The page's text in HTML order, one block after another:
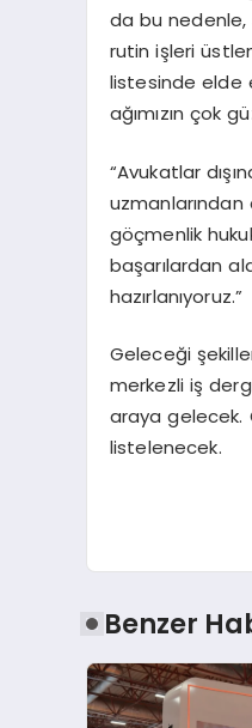
da bu
rutin işleri
listesinde elde
ağımızın çok
“Avukatlar
göçmenlik
başarılardan
hazırlanıyoruz.”
Geleceği
merkezli iş
araya gelecek.
listelenecek.
Benzer